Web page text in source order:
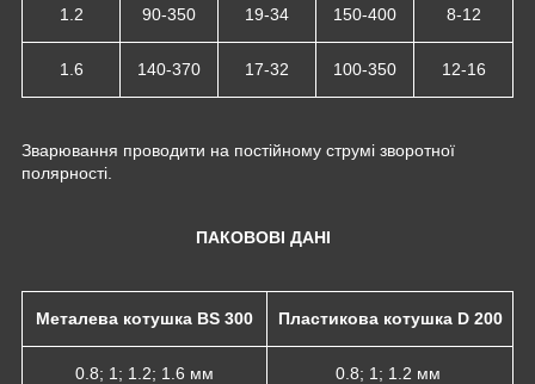
1.2 90-350 19-34 150-400 8-12
1.6 140-370 17-32 100-350 12-16
Зварювання проводити на постійному струмі зворотної
полярності.
ПАКОВОВІ ДАНІ
Металева котушка BS 300 Пластикова котушка D 200
0.8; 1; 1.2; 1.6 мм 0.8; 1; 1.2 мм